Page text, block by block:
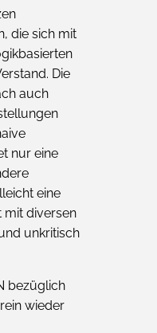
die sich mit
Die
auch
nur eine
eine
mit diversen
unkritisch
bezüglich
wieder